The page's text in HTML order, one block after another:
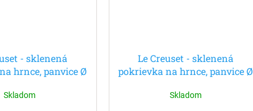
- sklenená
hrnce, panvice Ø
Skladom
Le Creuset - sklenená
pokrievka na hrnce, panvice Ø
Skladom